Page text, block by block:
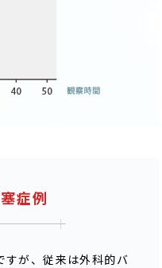
症例
すが、従来は外科的バ